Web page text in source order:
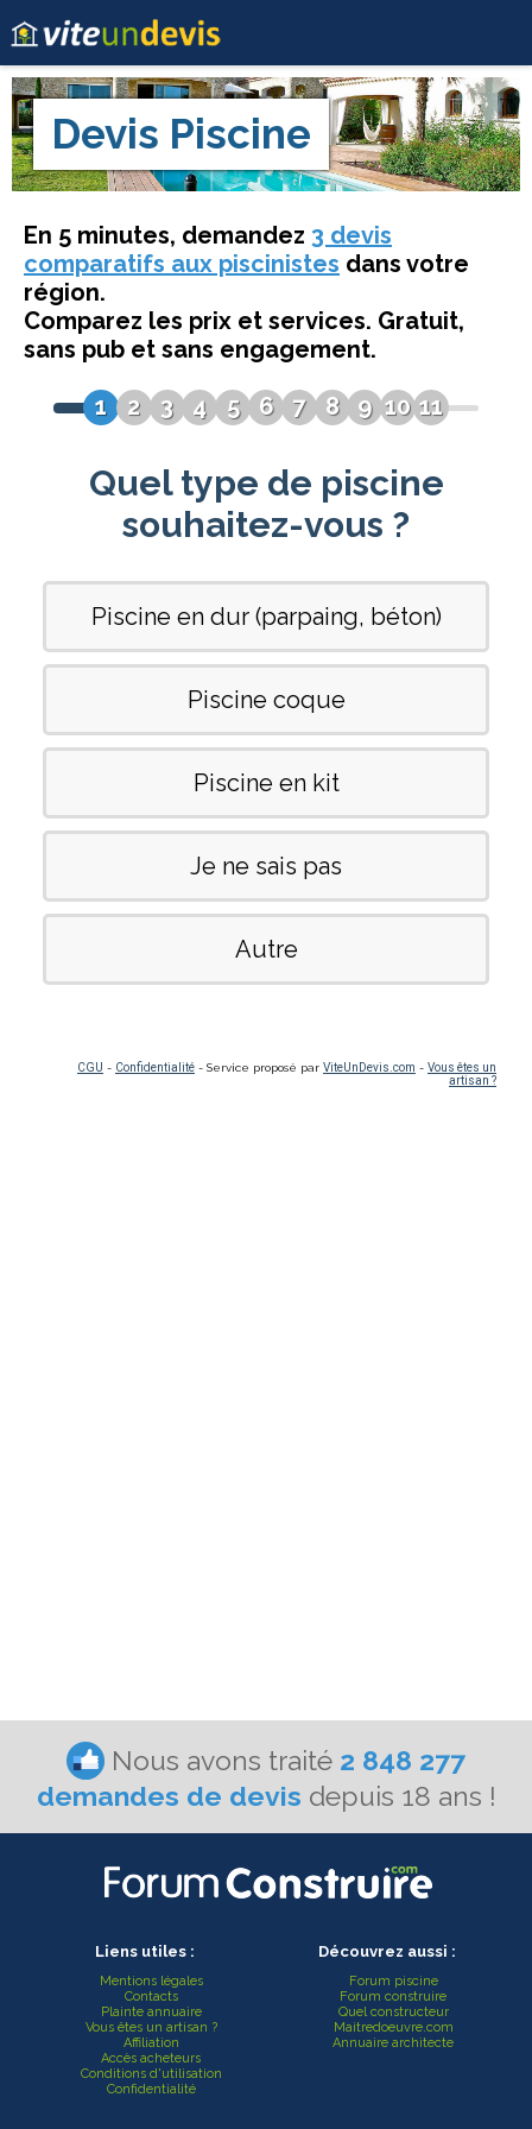
Devis Piscine
En 5 minutes, demandez 3 devis
comparatifs aux piscinistes dans votre
région.
Comparez les prix et services. Gratuit,
sans pub et sans engagement.
1
2 3 4 5 6 7 8 9 10 11
Quel type de piscine
souhaitez-vous ?
Piscine en dur (parpaing, béton)
Piscine coque
Piscine en kit
Je ne sais pas
Autre
CGU - Confidentialité - Service proposé par ViteUnDevis.com - Vous êtes un
artisan ?
Nous avons traité 2 848 277
demandes de devis depuis 18 ans !
Liens utiles :
Mentions légales
Contacts
Plainte annuaire
Vous êtes un artisan ?
Affiliation
Accès acheteurs
Conditions d'utilisation
Confidentialité
Découvrez aussi :
Forum piscine
Forum construire
Quel constructeur
Maitredoeuvre.com
Annuaire architecte